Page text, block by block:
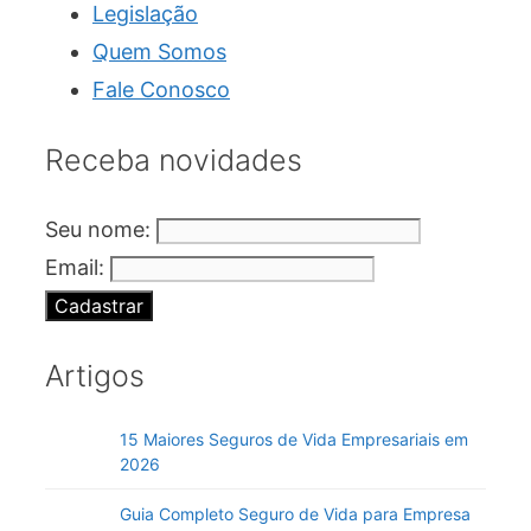
Legislação
Quem Somos
Fale Conosco
Receba novidades
Seu nome:
Email:
Artigos
15 Maiores Seguros de Vida Empresariais em
2026
Guia Completo Seguro de Vida para Empresa